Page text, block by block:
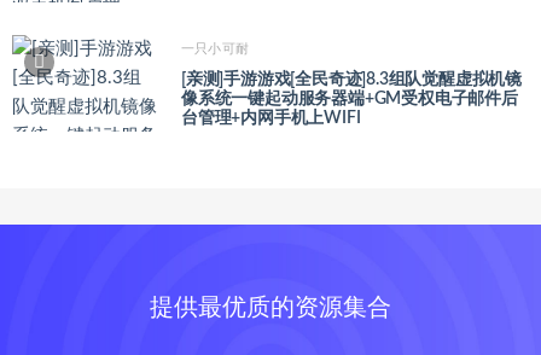
一只小可耐
[亲测]手游游戏[全民奇迹]8.3组队觉醒虚拟机镜
像系统一键起动服务器端+GM受权电子邮件后
台管理+内网手机上WIFI
提供最优质的资源集合